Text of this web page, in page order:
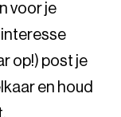
voor je
op!) post je
en houd